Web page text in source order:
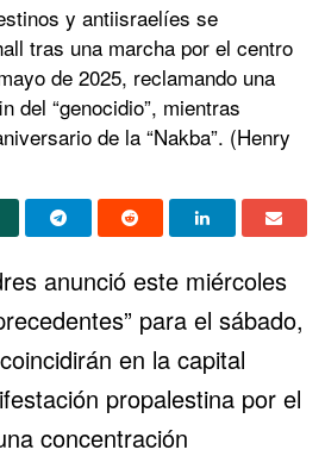
y antiisraelíes se
tras una marcha por el centro
de 2025, reclamando una
del “genocidio”, mientras
de la “Nakba”. (Henry
anunció este miércoles
para el sábado,
en la capital
propalestina por el
concentración